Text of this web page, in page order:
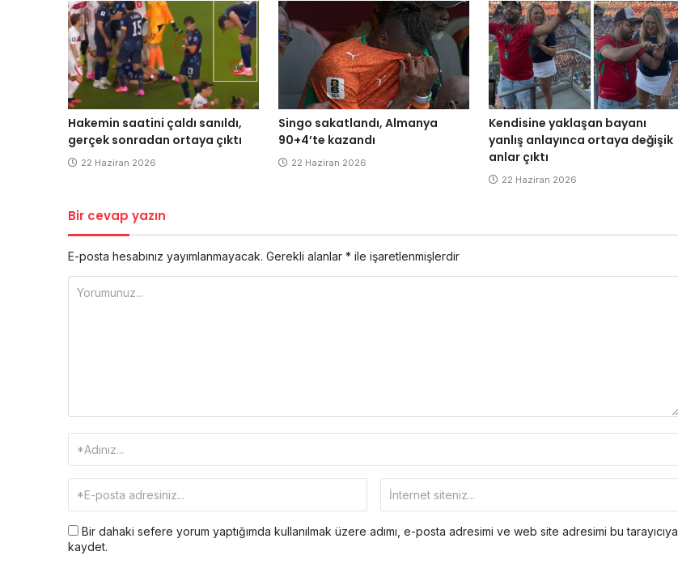
Hakemin saatini çaldı sanıldı,
gerçek sonradan ortaya çıktı
22 Haziran 2026
Singo sakatlandı, Almanya
90+4’te kazandı
22 Haziran 2026
Kendisine yaklaşan bayanı
yanlış anlayınca ortaya değişik
anlar çıktı
22 Haziran 2026
Bir cevap yazın
E-posta hesabınız yayımlanmayacak. Gerekli alanlar * ile işaretlenmişlerdir
Bir dahaki sefere yorum yaptığımda kullanılmak üzere adımı, e-posta adresimi ve web site adresimi bu tarayıcıya
kaydet.